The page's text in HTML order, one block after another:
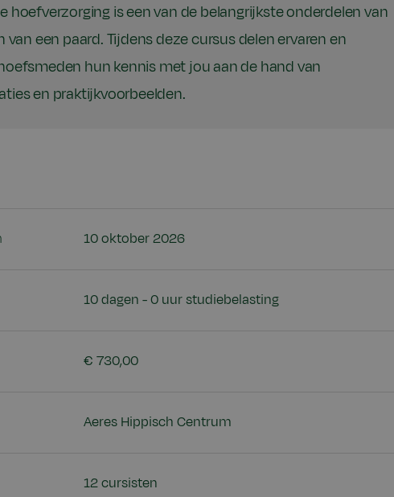
hoefverzorging is een van de belangrijkste onderdelen van
van een paard. Tijdens deze cursus delen ervaren en
hun kennis met jou aan de hand van
en praktijkvoorbeelden.
10 oktober 2026
10 dagen - 0 uur studiebelasting
€ 730,00
Aeres Hippisch Centrum
12 cursisten